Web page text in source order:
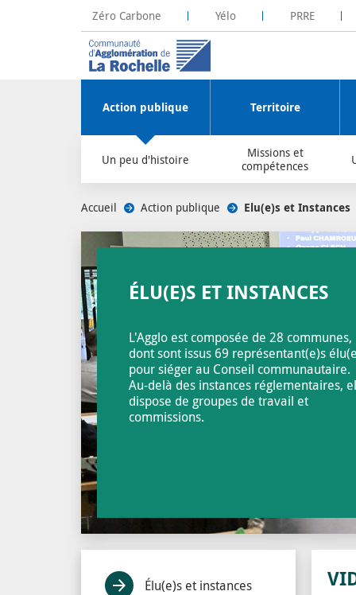
Zéro Carbone
La Rochelle Territoire Zéro Carbone
Yélo PRRE
Plateforme
Action publique
Un peu d'histoire
Missions et
compétences
Territoire
Accueil Action publique Elu(e)s et Instances
ÉLU(E)S ET INSTANCES
L'Agglo est composée de 28 communes,
dont sont issus 69 représentant(e)s
pour siéger au Conseil communautaire.
Au-delà des instances réglementaires,
dispose de groupes de travail et
commissions.
Élu(e)s et instances